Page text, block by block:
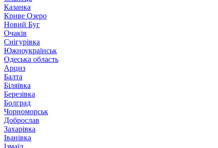
Казанка
Криве Озеро
Новий Буг
Очаків
Снігурівка
Южноукраїнськ
Одеська область
Арциз
Балта
Біляївка
Березівка
Болград
Чорноморськ
Доброслав
Захарівка
Іванівка
Ізмаїл